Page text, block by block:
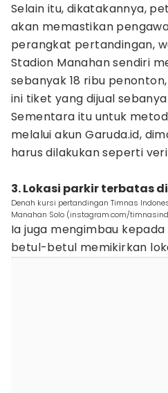
Selain itu, dikatakannya,
akan memastikan
perangkat pertandingan,
Stadion Manahan sendiri
sebanyak 18 ribu
ini tiket yang dijual
Sementara itu untuk
melalui akun Garuda.id,
harus dilakukan seperti
3. Lokasi parkir terbatas
Denah kursi pertandingan Timnas
Manahan Solo (instagram.com/
Ia juga mengimbau
betul-betul memikirkan